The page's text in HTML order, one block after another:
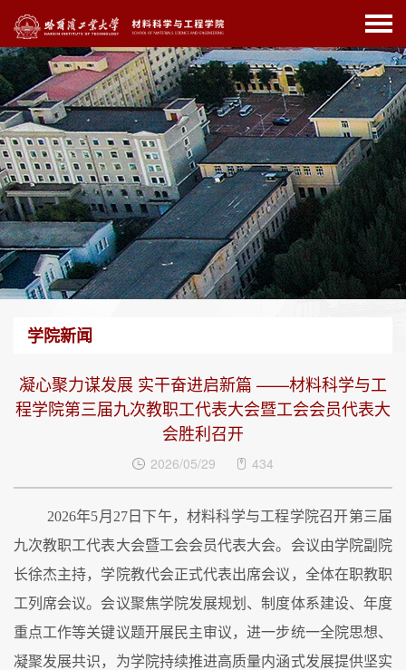
学院新闻
凝心聚力谋发展 实干奋进启新篇 ——材料科学与工
程学院第三届九次教职工代表大会暨工会会员代表大
会胜利召开
2026/05/29 434
2026年5月27日下午，材料科学与工程学院召开第三届
九次教职工代表大会暨工会会员代表大会。会议由学院副院
长徐杰主持，学院教代会正式代表出席会议，全体在职教职
工列席会议。会议聚焦学院发展规划、制度体系建设、年度
重点工作等关键议题开展民主审议，进一步统一全院思想、
凝聚发展共识，为学院持续推进高质量内涵式发展提供坚实